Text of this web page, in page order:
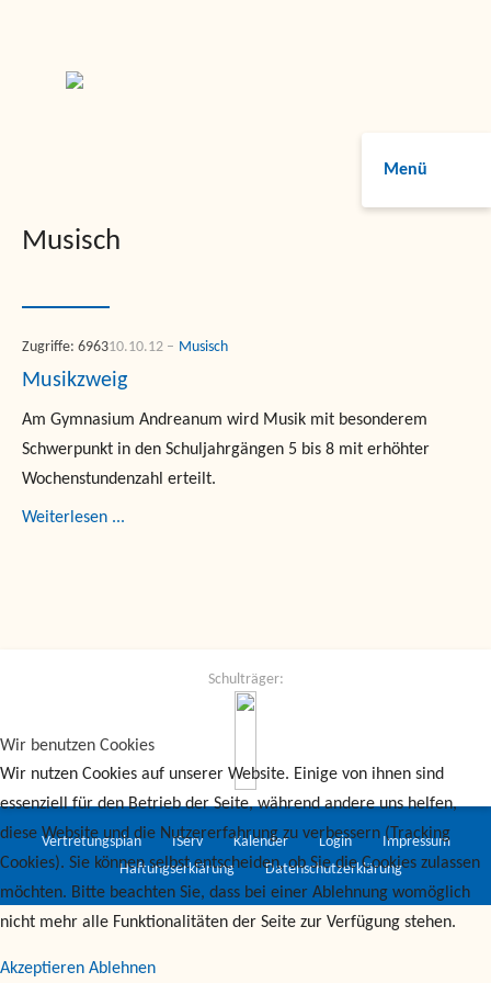
Menü
Musisch
Musikzweig
Am Gymnasium Andreanum wird Musik mit besonderem
Schwerpunkt in den Schuljahrgängen 5 bis 8 mit erhöhter
Wochenstundenzahl erteilt.
Musisch
10.10.12
Zugriffe: 6963
Weiterlesen ...
Schulträger:
Vertretungsplan IServ Kalender Login
Impressum
Haftungserklärung
Datenschutzerklärung
Wir benutzen Cookies
Wir nutzen Cookies auf unserer Website. Einige von ihnen sind
essenziell für den Betrieb der Seite, während andere uns helfen,
diese Website und die Nutzererfahrung zu verbessern (Tracking
Cookies). Sie können selbst entscheiden, ob Sie die Cookies zulassen
möchten. Bitte beachten Sie, dass bei einer Ablehnung womöglich
nicht mehr alle Funktionalitäten der Seite zur Verfügung stehen.
Akzeptieren Ablehnen